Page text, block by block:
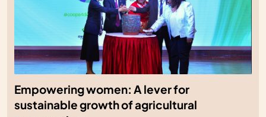
Empowering women: A lever for
sustainable growth of agricultural